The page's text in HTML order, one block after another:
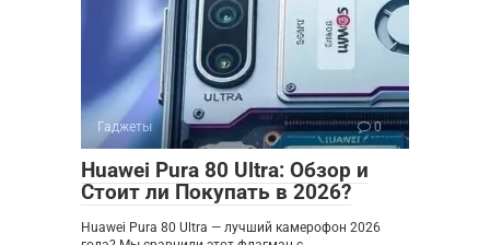
Гаджеты 0
Huawei Pura 80 Ultra: Обзор и
Стоит ли Покупать в 2026?
Huawei Pura 80 Ultra — лучший камерофон 2026